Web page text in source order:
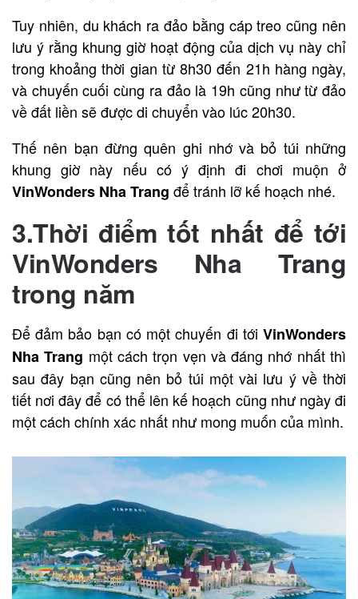
Tuy nhiên, du khách ra đảo bằng cáp treo cũng nên
lưu ý rằng khung giờ hoạt động của dịch vụ này chỉ
trong khoảng thời gian từ 8h30 đến 21h hàng ngày,
và chuyến cuối cùng ra đảo là 19h cũng như từ đảo
về đất liền sẽ được di chuyển vào lúc 20h30.
Thế nên bạn đừng quên ghi nhớ và bỏ túi những
khung giờ này nếu có ý định đi chơi muộn ở
VinWonders Nha Trang để tránh lỡ kế hoạch nhé.
3.Thời điểm tốt nhất để tới
VinWonders Nha Trang
trong năm
Để đảm bảo bạn có một chuyến đi tới VinWonders
Nha Trang một cách trọn vẹn và đáng nhớ nhất thì
sau đây bạn cũng nên bỏ túi một vài lưu ý về thời
tiết nơi đây để có thể lên kế hoạch cũng như ngày đi
một cách chính xác nhất như mong muốn của mình.